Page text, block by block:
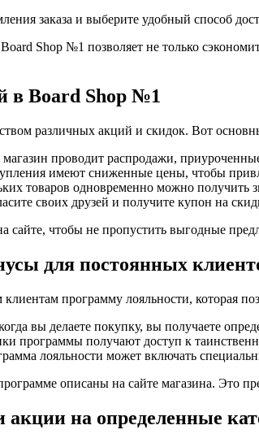
заказа и выберите удобный способ
Shop №1 позволяет не только
в Board Shop №1
различных акций и скидок. Вот
магазин проводит распродажи,
имеют сниженные цены, чтобы
товаров одновременно можно получить
своих друзей и получите купон на
сайте, чтобы не пропустить выгодные
для постоянных
программу лояльности, которая
вы делаете покупку, вы получаете
программы получают доступ к
лояльности может включать
описаны на сайте магазина. Это
на определенные